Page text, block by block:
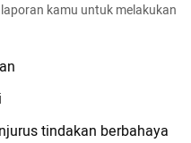
kamu untuk melakukan
tindakan berbahaya